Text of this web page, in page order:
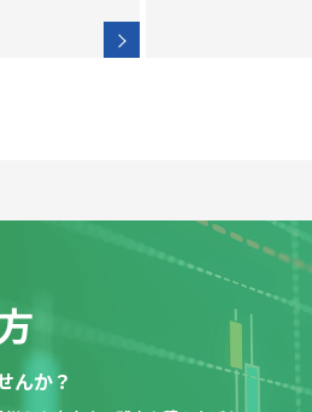
んか？